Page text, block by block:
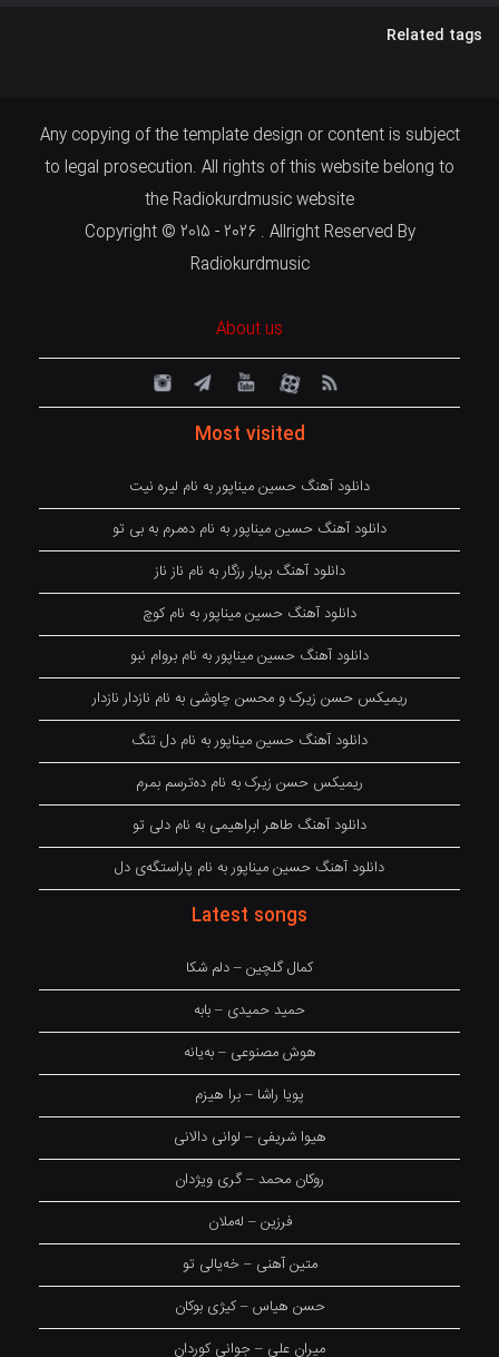
Related tags
Any copying of the template design or content is subject
to legal prosecution. All rights of this website belong to
the Radiokurdmusic website
Copyright © 2015 - 2026 . Allright Reserved By
Radiokurdmusic
About us
Most visited
دانلود آهنگ حسین میناپور به نام لیره نیت
دانلود آهنگ حسین میناپور به نام دەمرم بە بی تو
دانلود آهنگ بریار رزگار به نام ناز ناز
دانلود آهنگ حسین میناپور به نام کوچ
دانلود آهنگ حسین میناپور به نام بروام نبو
ریمیکس حسن زیرک و محسن چاوشی به نام نازدار نازدار
دانلود آهنگ حسین میناپور به نام دل تنگ
ریمیکس حسن زیرک به نام دەترسم بمرم
دانلود آهنگ طاهر ابراهیمی به نام دلی تو
دانلود آهنگ حسین میناپور به نام پاراستگەی دل
Latest songs
کمال گلچین – دلم شکا
حمید حمیدی – بابه
هوش مصنوعی – بەیانە
پویا راشا – برا هیزم
هیوا شریفی – لوانی دالانی
روکان محمد – گری ویژدان
فرزین – لەملان
متین آهنی – خەیالی تو
حسن هیاس – کیژی بوکان
میران علی – جوانی کوردان